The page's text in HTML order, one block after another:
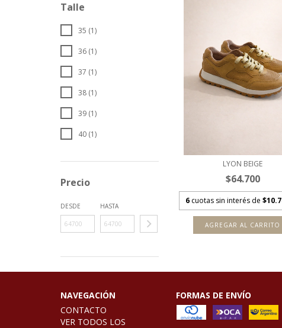
Talle
35 (1)
36 (1)
37 (1)
38 (1)
39 (1)
40 (1)
Precio
DESDE HASTA
LYON BEIGE
$64.700
6 cuotas sin interés de
AGREGAR AL CARRITO
NAVEGACIÓN
CONTACTO
VER TODOS LOS
FORMAS DE ENVÍO